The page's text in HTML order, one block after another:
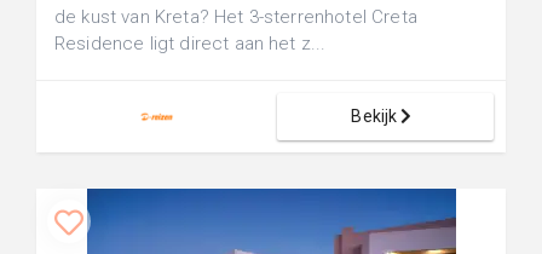
de kust van Kreta? Het 3-sterrenhotel Creta
Residence ligt direct aan het z...
Bekijk